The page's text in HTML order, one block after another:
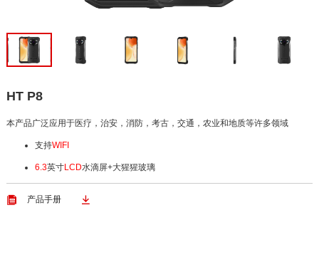
HT P8
本产品广泛应用于医疗，治安，消防，考古，交通，农业和地质等许多领域
支持WIFI
6.3英寸LCD水滴屏+大猩猩玻璃
 产品手册 